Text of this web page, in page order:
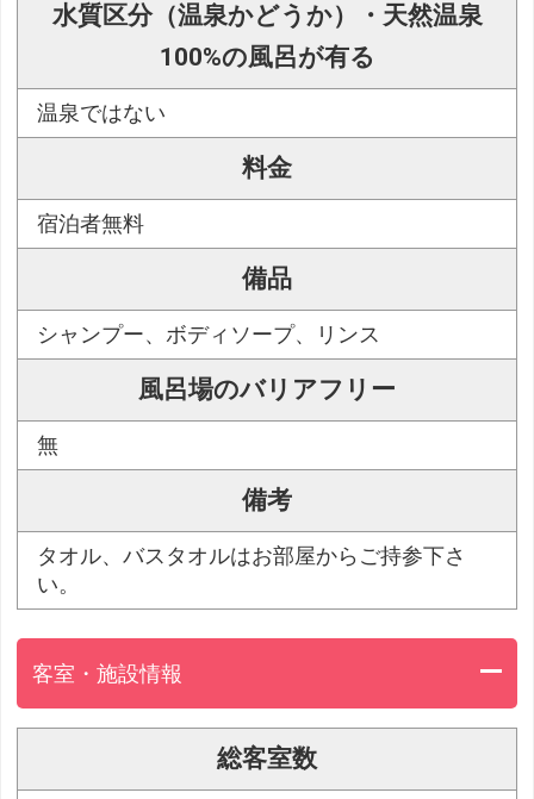
水質区分（温泉かどうか）・天然温泉
100%の風呂が有る
温泉ではない
料金
宿泊者無料
備品
シャンプー、ボディソープ、リンス
風呂場のバリアフリー
無
備考
タオル、バスタオルはお部屋からご持参下さ
い。
客室・施設情報
総客室数